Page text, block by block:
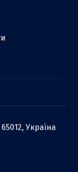
Україна